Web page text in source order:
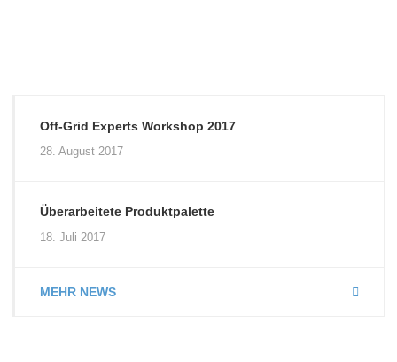
Off-Grid Experts Workshop 2017
28. August 2017
Überarbeitete Produktpalette
18. Juli 2017
MEHR NEWS